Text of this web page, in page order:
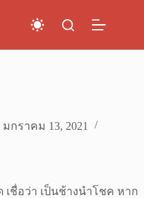
มกราคม 13, 2021
ชื่อว่า เป็นช้างนำโชค หาก